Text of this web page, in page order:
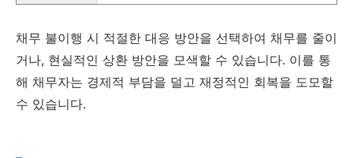
채무 불이행 시 적절한 대응 방안을 선택하여 채무를 줄이
거나, 현실적인 상환 방안을 모색할 수 있습니다. 이를 통
해 채무자는 경제적 부담을 덜고 재정적인 회복을 도모할
수 있습니다.